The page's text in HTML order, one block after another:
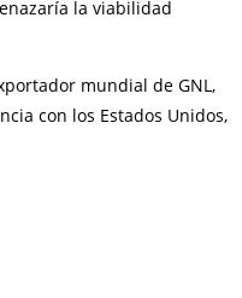
la viabilidad
mundial de GNL,
con los Estados Unidos,